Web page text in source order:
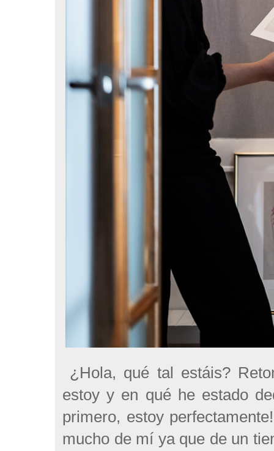
¿Hola, qué tal estáis?
estoy y en qué he estado
primero, estoy
mucho de mí ya que de un